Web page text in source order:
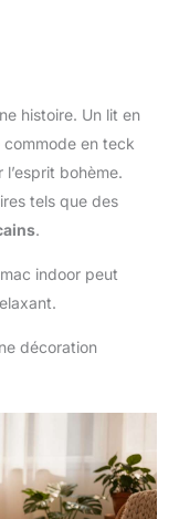
histoire. Un lit en
en teck
bohème.
tels que des
.
indoor peut
décoration